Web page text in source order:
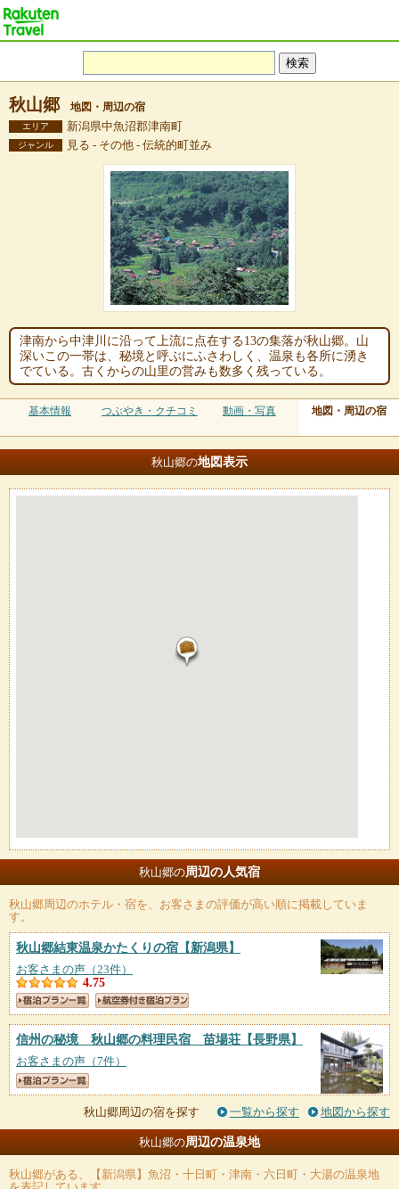
秋山郷 地図・周辺の宿
エリア 新潟県中魚沼郡津南町
ジャンル 見る - その他 - 伝統的町並み
津南から中津川に沿って上流に点在する13の集落が秋山郷。山
深いこの一帯は、秘境と呼ぶにふさわしく、温泉も各所に湧き
でている。古くからの山里の営みも数多く残っている。
基本情報 つぶやき・クチコミ 動画・写真 地図・周辺の宿
秋山郷の地図表示
秋山郷の周辺の人気宿
秋山郷周辺のホテル・宿を、お客さまの評価が高い順に掲載していま
す。
秋山郷結東温泉かたくりの宿 【新潟県】
お客さまの声（23件）
4.75
信州の秘境 秋山郷の料理民宿 苗場荘 【長野県】
お客さまの声（7件）
秋山郷周辺の宿を探す 一覧から探す 地図から探す
秋山郷の周辺の温泉地
秋山郷がある、【新潟県】魚沼・十日町・津南・六日町・大湯の温泉地